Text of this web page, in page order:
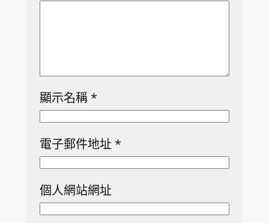
顯示名稱 *
電子郵件地址 *
個人網站網址